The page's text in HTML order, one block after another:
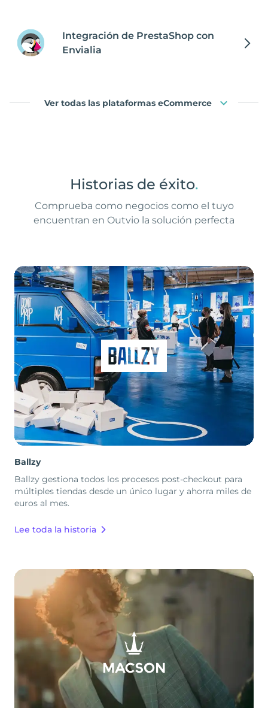
Integración de PrestaShop con
Envialia
Ver todas las plataformas eCommerce
Historias de éxito.
Comprueba como negocios como el tuyo
encuentran en Outvio la solución perfecta
Ballzy
Ballzy gestiona todos los procesos post-checkout para
múltiples tiendas desde un único lugar y ahorra miles de
euros al mes.
Lee toda la historia